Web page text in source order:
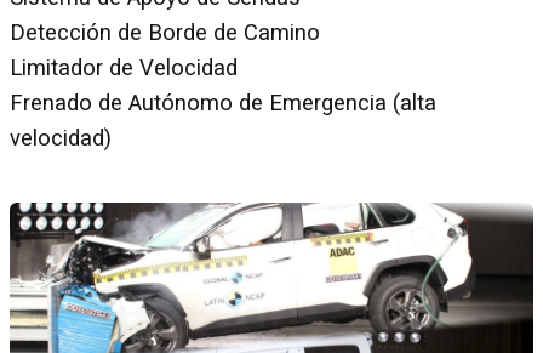
Detección de Borde de Camino
Limitador de Velocidad
Frenado de Autónomo de Emergencia (alta
velocidad)